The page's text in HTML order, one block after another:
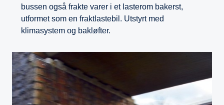
bussen også frakte varer i et lasterom bakerst,
utformet som en fraktlastebil. Utstyrt med
klimasystem og bakløfter.